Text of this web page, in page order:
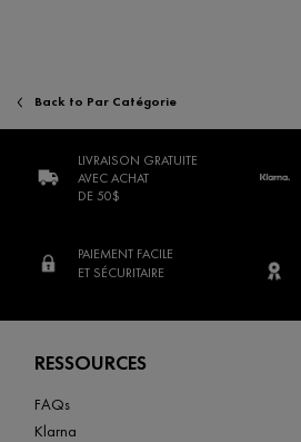
Back to Par Catégorie
LIVRAISON GRATUITE
AVEC ACHAT
DE 50$
PAIEMENT FACILE
ET SÉCURITAIRE
RESSOURCES
FAQs
Klarna